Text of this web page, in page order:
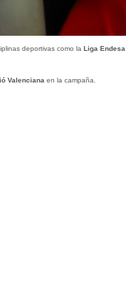
deportivas como la Liga
Valenciana en la campaña.